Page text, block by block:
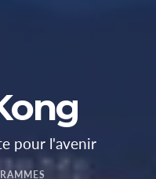
pour l'avenir